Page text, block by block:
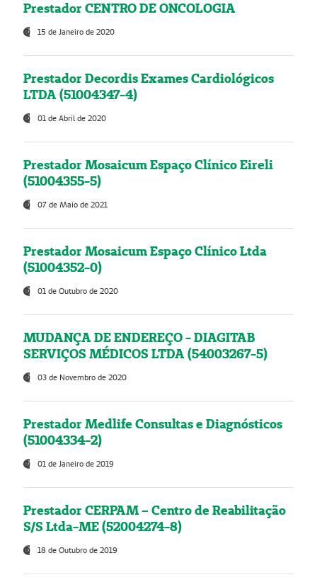
Prestador CENTRO DE ONCOLOGIA
15 de Janeiro de 2020
Prestador Decordis Exames Cardiológicos
LTDA (51004347-4)
01 de Abril de 2020
Prestador Mosaicum Espaço Clínico Eireli
(51004355-5)
07 de Maio de 2021
Prestador Mosaicum Espaço Clínico Ltda
(51004352-0)
01 de Outubro de 2020
MUDANÇA DE ENDEREÇO - DIAGITAB
SERVIÇOS MÉDICOS LTDA (54003267-5)
03 de Novembro de 2020
Prestador Medlife Consultas e Diagnósticos
(51004334-2)
01 de Janeiro de 2019
Prestador CERPAM – Centro de Reabilitação
S/S Ltda-ME (52004274-8)
18 de Outubro de 2019